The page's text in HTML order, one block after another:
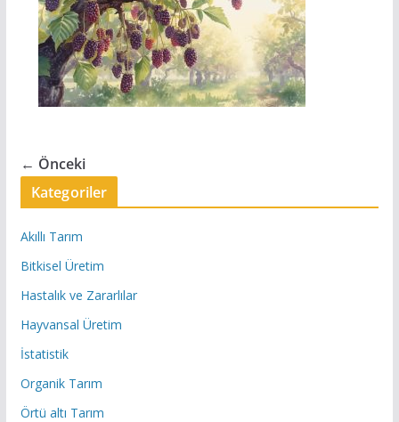
← Önceki
Kategoriler
Akıllı Tarım
Bitkisel Üretim
Hastalık ve Zararlılar
Hayvansal Üretim
İstatistik
Organik Tarım
Örtü altı Tarım